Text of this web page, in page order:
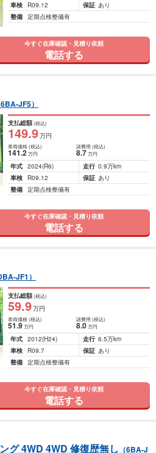
車検
R09.12 保証 あり
整備 定期点検整備有
今すぐ在庫確認・見積り依頼
電話する
6BA-JF5）
支払総額(税込)
149.9万円
車両価格(税込)
141.2万円
諸費用 (税込)
8.7 万円
年式 2024(R6) 走行 0.9万km
車検
R09.12 保証 あり
整備 定期点検整備有
今すぐ在庫確認・見積り依頼
電話する
JF1）
支払総額(税込)
59.9万円
車両価格(税込)
51.9万円
諸費用 (税込)
8.0 万円
年式 2012(H24) 走行 6.5万km
車検
R09.7 保証 あり
整備 定期点検整備有
今すぐ在庫確認・見積り依頼
電話する
グ 4WD 4WD 修復歴無し （6BA-J